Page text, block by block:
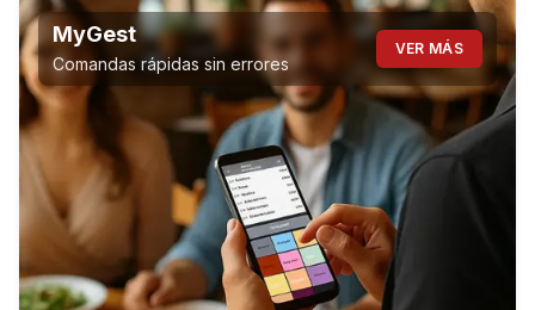
MyGest
Comandas rápidas sin errores
VER MÁS